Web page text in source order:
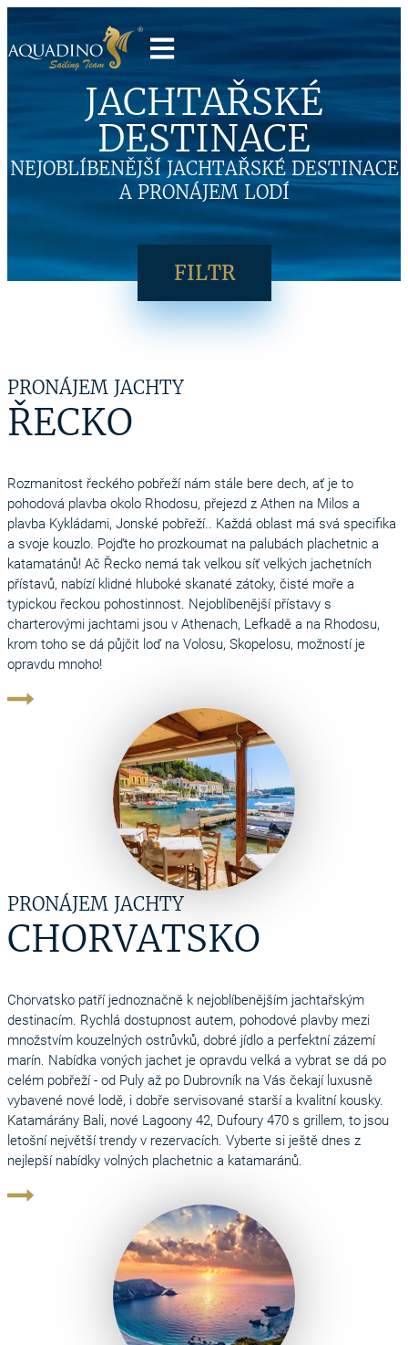
JACHTAŘSKÉ
DESTINACE
NEJOBLÍBENĚJŠÍ JACHTAŘSKÉ DESTINACE
A PRONÁJEM LODÍ
FILTR
PRONÁJEM JACHTY
ŘECKO
Rozmanitost řeckého pobřeží nám stále bere dech, ať je to
pohodová plavba okolo Rhodosu, přejezd z Athen na Milos a
plavba Kykládami, Jonské pobřeží.. Každá oblast má svá specifika
a svoje kouzlo. Pojďte ho prozkoumat na palubách plachetnic a
katamatánů! Ač Řecko nemá tak velkou síť velkých jachetních
přístavů, nabízí klidné hluboké skanaté zátoky, čisté moře a
typickou řeckou pohostinnost. Nejoblíbenější přístavy s
charterovými jachtami jsou v Athenach, Lefkadě a na Rhodosu,
krom toho se dá půjčit loď na Volosu, Skopelosu, možností je
opravdu mnoho!
PRONÁJEM JACHTY
CHORVATSKO
Chorvatsko patří jednoznačně k nejoblíbenějším jachtařským
destinacím. Rychlá dostupnost autem, pohodové plavby mezi
množstvím kouzelných ostrůvků, dobré jídlo a perfektní zázemí
marín. Nabídka voných jachet je opravdu velká a vybrat se dá po
celém pobřeží - od Puly až po Dubrovník na Vás čekají luxusně
vybavené nové lodě, i dobře servisované starší a kvalitní kousky.
Katamárány Bali, nové Lagoony 42, Dufoury 470 s grillem, to jsou
letošní největší trendy v rezervacích. Vyberte si ještě dnes z
nejlepší nabídky volných plachetnic a katamaránů.